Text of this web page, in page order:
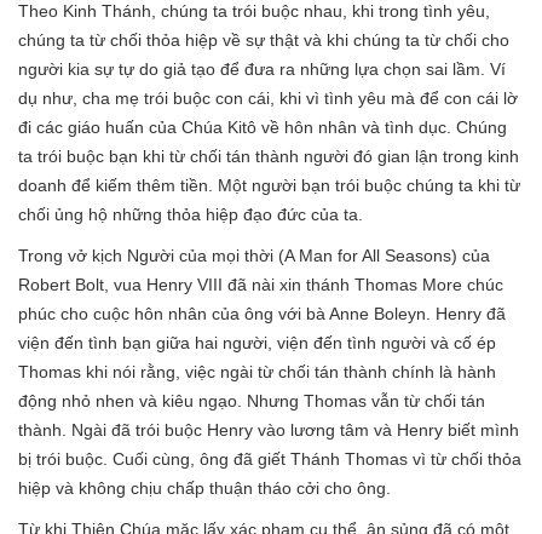
Theo Kinh Thánh, chúng ta trói buộc nhau, khi trong tình yêu,
chúng ta từ chối thỏa hiệp về sự thật và khi chúng ta từ chối cho
người kia sự tự do giả tạo để đưa ra những lựa chọn sai lầm. Ví
dụ như, cha mẹ trói buộc con cái, khi vì tình yêu mà để con cái lờ
đi các giáo huấn của Chúa Kitô về hôn nhân và tình dục. Chúng
ta trói buộc bạn khi từ chối tán thành người đó gian lận trong kinh
doanh để kiếm thêm tiền. Một người bạn trói buộc chúng ta khi từ
chối ủng hộ những thỏa hiệp đạo đức của ta.
Trong vở kịch Người của mọi thời (A Man for All Seasons) của
Robert Bolt, vua Henry VIII đã nài xin thánh Thomas More chúc
phúc cho cuộc hôn nhân của ông với bà Anne Boleyn. Henry đã
viện đến tình bạn giữa hai người, viện đến tình người và cố ép
Thomas khi nói rằng, việc ngài từ chối tán thành chính là hành
động nhỏ nhen và kiêu ngạo. Nhưng Thomas vẫn từ chối tán
thành. Ngài đã trói buộc Henry vào lương tâm và Henry biết mình
bị trói buộc. Cuối cùng, ông đã giết Thánh Thomas vì từ chối thỏa
hiệp và không chịu chấp thuận tháo cởi cho ông.
Từ khi Thiên Chúa mặc lấy xác phạm cụ thể, ân sủng đã có một